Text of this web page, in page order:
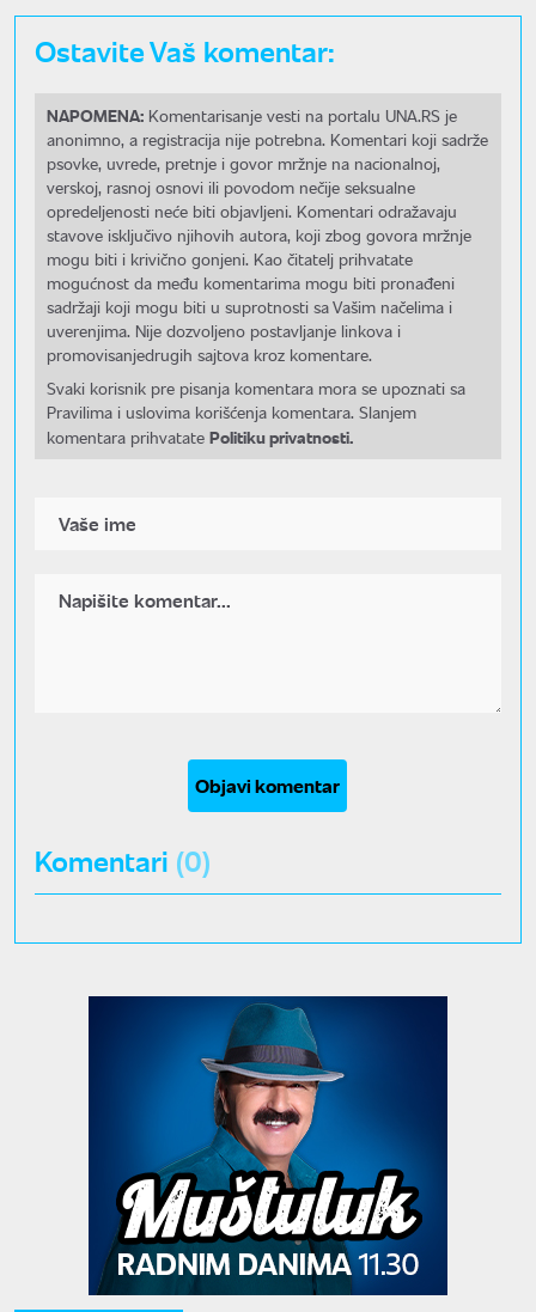
Ostavite Vaš komentar:
NAPOMENA: Komentarisanje vesti na portalu UNA.RS je
anonimno, a registracija nije potrebna. Komentari koji sadrže
psovke, uvrede, pretnje i govor mržnje na nacionalnoj,
verskoj, rasnoj osnovi ili povodom nečije seksualne
opredeljenosti neće biti objavljeni. Komentari odražavaju
stavove isključivo njihovih autora, koji zbog govora mržnje
mogu biti i krivično gonjeni. Kao čitatelj prihvatate
mogućnost da među komentarima mogu biti pronađeni
sadržaji koji mogu biti u suprotnosti sa Vašim načelima i
uverenjima. Nije dozvoljeno postavljanje linkova i
promovisanjedrugih sajtova kroz komentare.
Svaki korisnik pre pisanja komentara mora se upoznati sa
Pravilima i uslovima korišćenja komentara. Slanjem
komentara prihvatate Politiku privatnosti.
Objavi komentar
Komentari (0)